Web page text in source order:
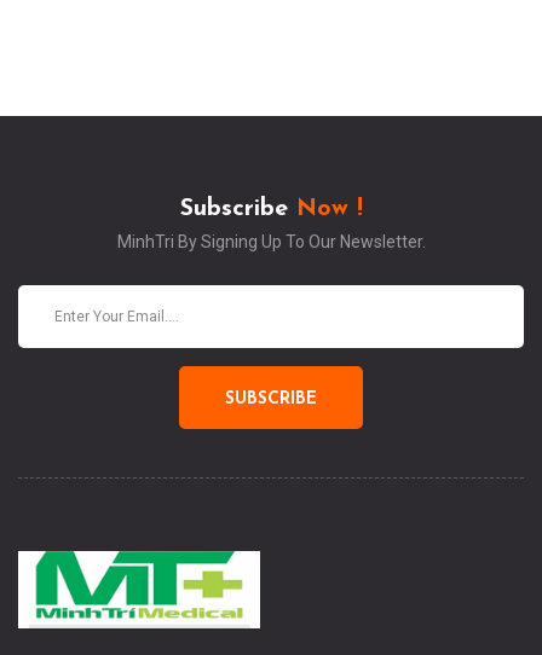
Subscribe Now !
MinhTri By Signing Up To Our Newsletter.
SUBSCRIBE